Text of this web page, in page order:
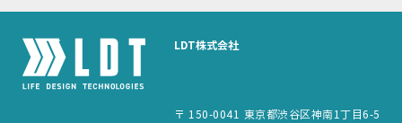
LDT株式会社
〒 150-0041 東京都渋谷区神南1丁目6-5